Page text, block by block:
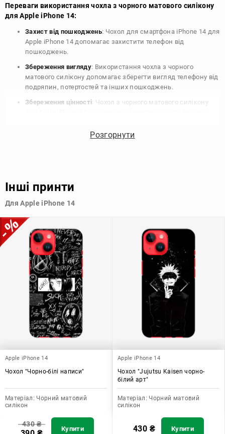
Переваги використання чохла з чорного матового силікону
для Apple iPhone 14:
Захист від пошкоджень: Чохол для смартфона iPhone 14 для
Apple iPhone 14 допомагає захистити телефон від
пошкоджень.
Збереження вигляду: Використання чохла з чорного
матового силікону допомагає зберегти вигляд телефону від
подряпин, потертостей та інших пошкоджень.
Збереження цінності: Чохол з чорного матового силікону
продати свій пристрій в майбутньому.
Узагалі, чохол для телефону - це дуже корисний аксесуар, який
допомагає захистити ваш пристрій, зберегти його цінність і
Розгорнути
Інші принти
Для Apple iPhone 14
Apple iPhone 14
Чохол "Чорно-білі написи"
Матеріал: Чорний матовий
силікон
430₴
Купити
Apple iPhone 14
Чохол "Jujutsu Kaisen чорно-
білий арт"
Матеріал: Чорний матовий
силікон
430 ₴ Купити